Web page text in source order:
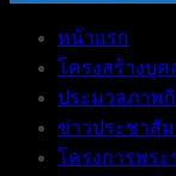
หน้าแรก
โครงสร้างบุค
ประมวลภาพ
ข่าวประชาสั
โครงการพระ